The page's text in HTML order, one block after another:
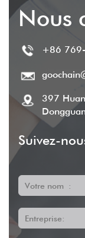
Nous
+86
397
Suivez-
Votre nom :
Entreprise: